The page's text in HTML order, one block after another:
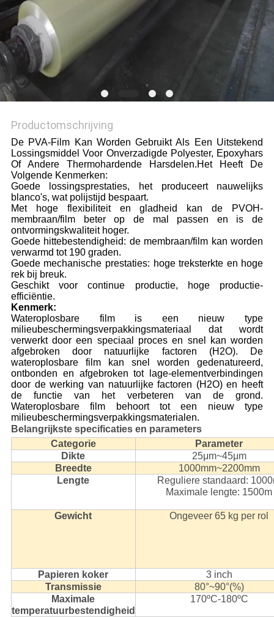
Productomschrijving
De PVA-Film Kan Worden Gebruikt Als Een Uitstekend
Lossingsmiddel Voor Onverzadigde Polyester, Epoxyhars
Of Andere Thermohardende Harsdelen.Het Heeft De
Volgende Kenmerken:
Goede lossingsprestaties, het produceert nauwelijks
blanco's, wat polijstijd bespaart.
Met hoge flexibiliteit en gladheid kan de PVOH-
membraan/film beter op de mal passen en is de
ontvormingskwaliteit hoger.
Goede hittebestendigheid: de membraan/film kan worden
verwarmd tot 190 graden.
Goede mechanische prestaties: hoge treksterkte en hoge
rek bij breuk.
Geschikt voor continue productie, hoge productie-
efficiëntie.
Kenmerk:
Wateroplosbare film is een nieuw type
milieubeschermingsverpakkingsmateriaal dat wordt
verwerkt door een speciaal proces en snel kan worden
afgebroken door natuurlijke factoren (H2O). De
wateroplosbare film kan snel worden gedenatureerd,
ontbonden en afgebroken tot lage-elementverbindingen
door de werking van natuurlijke factoren (H2O) en heeft
de functie van het verbeteren van de grond.
Wateroplosbare film behoort tot een nieuw type
milieubeschermingsverpakkingsmaterialen.
Belangrijkste specificaties en parameters
Categorie
Parameter
Dikte
25μm~45μm
Breedte
1000mm~2200mm
Lengte
Reguliere standaard:
Maximale lengte: 1500m
Gewicht Ongeveer 65 kg per rol
Papieren koker
3 inch
Transmissie
80°~90°(%)
Maximale
temperatuurbestendigheid
170ºC-180ºC